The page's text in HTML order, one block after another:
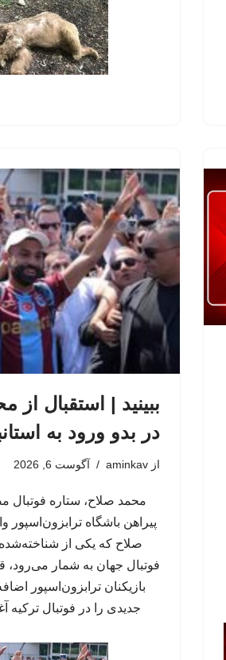
ببینید | استقبال از
در بدو ورود به
از aminkav آگوست 6, 2026
محمد صلاح، ستاره فوتبال
پیراهن باشگاه ترابزون‌اسپور
صلاح که یکی از
فوتبال جهان به شمار می‌رود،
بازیکنان ترابزون‌اسپور
جدیدی را در فوتبال ترکیه